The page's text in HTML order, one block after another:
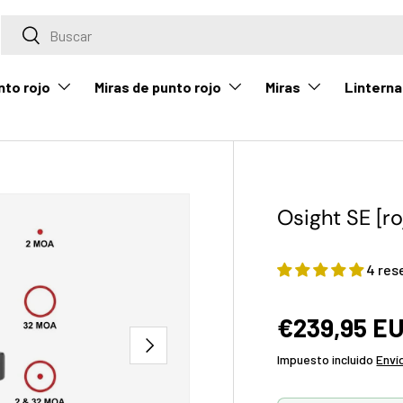
Buscar
Buscar
rojo Miras de punto rojo Miras
Siguiente
Osight SE
4
€239,95
Impuesto incluido